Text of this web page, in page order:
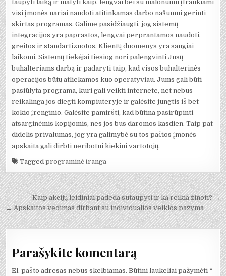
taupyti laiką ir matyti kaip, lengvai bei su malonumu įtraukiami
visi įmonės nariai naudoti atitinkamas darbo našumui gerinti
skirtas programas. Galime pasidžiaugti, jog sistemų
integracijos yra paprastos, lengvai perprantamos naudoti,
greitos ir standartizuotos. Klientų duomenys yra saugiai
laikomi. Sistemų tiekėjai tiesiog nori palengvinti Jūsų
buhalteriams darbą ir padaryti taip, kad visos buhalterinės
operacijos būtų atliekamos kuo operatyviau. Jums gali būti
pasiūlyta programa, kuri gali veikti internete, net nebus
reikalinga jos diegti kompiuteryje ir galėsite jungtis iš bet
kokio įrenginio. Galėsite pamiršti, kad būtina pasirūpinti
atsarginėmis kopijomis, nes jos bus daromos kasdien. Taip pat
didelis privalumas, jog yra galimybė su tos pačios įmonės
apskaita gali dirbti neribotui kiekiui vartotojų.
Taggedprograminė įranga
Navigacija
tarp
įrašų
Kaip akcijų leidiniai padeda sutaupyti ir ką reikia žinoti? →
← Apskaitos vedimas dirbant su individualios veiklos pažyma
Parašykite komentarą
El. pašto adresas nebus skelbiamas. Būtini laukeliai pažymėti *